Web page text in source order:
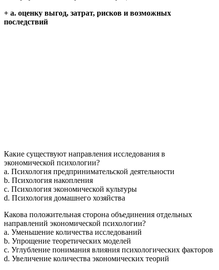
+ a. оценку выгод, затрат, рисков и возможных
последствий
Какие существуют направления исследования в
экономической психологии?
a. Психология предпринимательской деятельности
b. Психология накопления
c. Психология экономической культуры
d. Психология домашнего хозяйства
Какова положительная сторона объединения отдельных
направлений экономической психологии?
a. Уменьшение количества исследований
b. Упрощение теоретических моделей
c. Углубление понимания влияния психологических факторов
d. Увеличение количества экономических теорий